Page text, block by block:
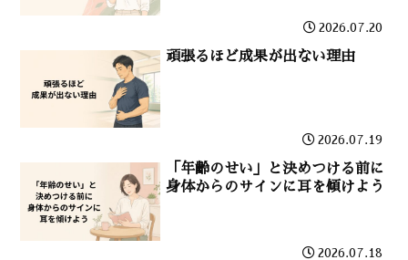
2026.07.20
頑張るほど成果が出ない理由
2026.07.19
「年齢のせい」と決めつける前に
身体からのサインに耳を傾けよう
2026.07.18